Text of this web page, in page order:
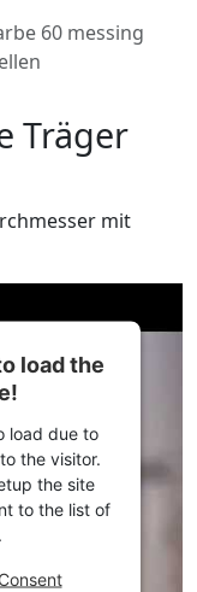
60 messing
Träger
mit
load the
load due to
the visitor.
the site
to the list of